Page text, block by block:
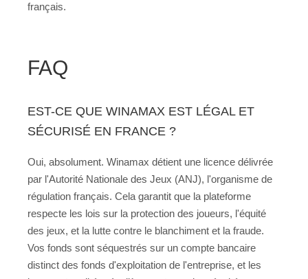
français.
FAQ
EST-CE QUE WINAMAX EST LÉGAL ET
SÉCURISÉ EN FRANCE ?
Oui, absolument. Winamax détient une licence délivrée
par l'Autorité Nationale des Jeux (ANJ), l'organisme de
régulation français. Cela garantit que la plateforme
respecte les lois sur la protection des joueurs, l'équité
des jeux, et la lutte contre le blanchiment et la fraude.
Vos fonds sont séquestrés sur un compte bancaire
distinct des fonds d'exploitation de l'entreprise, et les